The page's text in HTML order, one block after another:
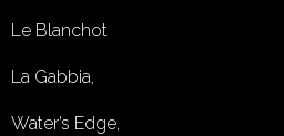
Le Blanchot
La Gabbia,
Water’s Edge,